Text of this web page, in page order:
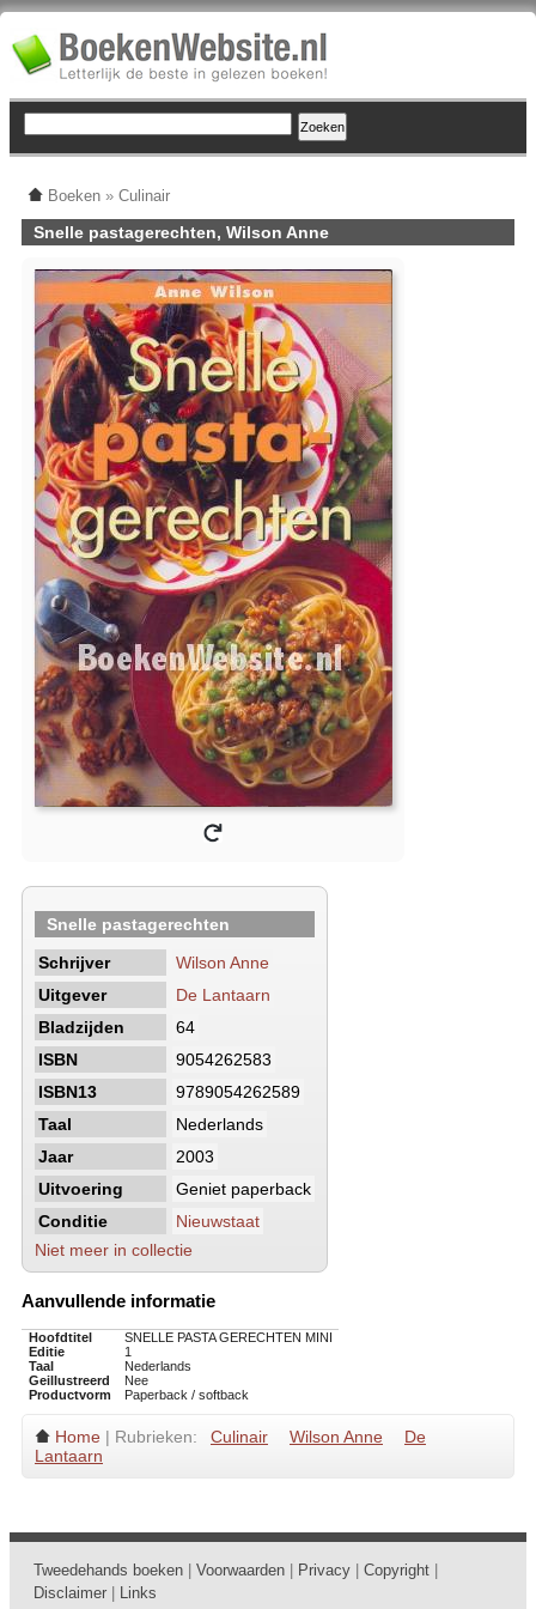
Boeken » Culinair
Snelle pastagerechten, Wilson Anne
Snelle pastagerechten
Schrijver
Wilson Anne
Uitgever
De Lantaarn
Bladzijden
64
ISBN
9054262583
ISBN13
9789054262589
Taal
Nederlands
Jaar
2003
Uitvoering
Geniet paperback
Conditie
Nieuwstaat
Niet meer in collectie
Aanvullende informatie
Hoofdtitel
SNELLE PASTA GERECHTEN MINI
Editie
1
Taal
Nederlands
Geillustreerd
Nee
Productvorm
Paperback / softback
Home | Rubrieken: Culinair Wilson Anne
De
Lantaarn
Tweedehands boeken Voorwaarden Privacy Copyright
Disclaimer
Links